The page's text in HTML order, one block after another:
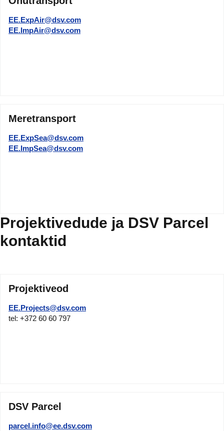
EE.ExpAir@dsv.com
EE.ImpAir@dsv.com
Meretransport
EE.ExpSea@dsv.com
EE.ImpSea@dsv.com
Projektivedude ja DSV Parcel
kontaktid
Projektiveod
EE.Projects@dsv.com
tel: +372 60 60 797
DSV Parcel
parcel.info@ee.dsv.com